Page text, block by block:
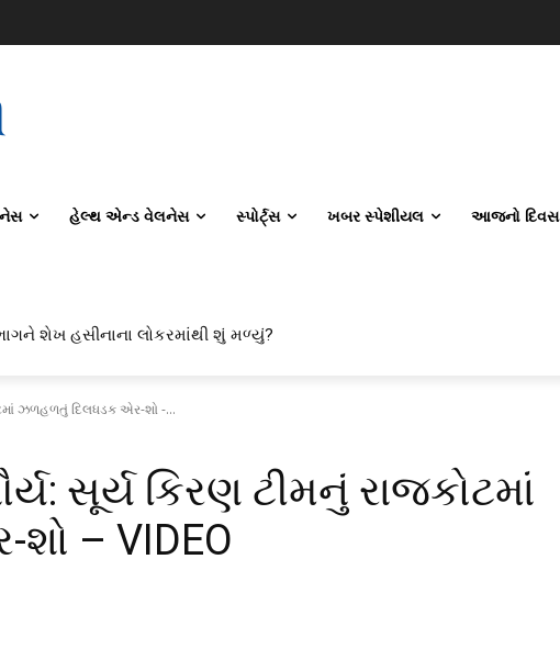
હેલ્થ એન્ડ વેલનેસ સ્પોર્ટ્સ ખબર સ્પેશીયલ આજનો દિવસ
શેખ હસીનાના લોકરમાંથી શું મળ્યું?
ઝળહળતું દિલધડક એર-શો -...
સૂર્ય કિરણ ટીમનું રાજકોટમાં
– VIDEO